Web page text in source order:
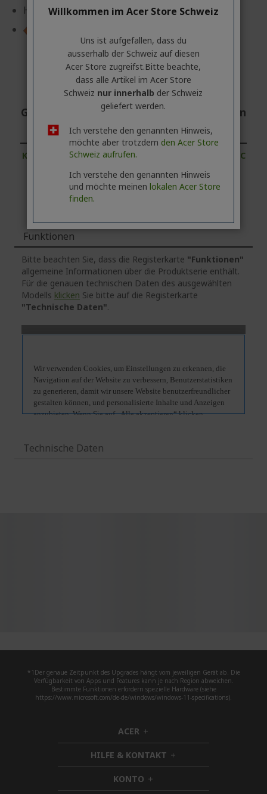
Helligkeit: 400 cd/m²
Geschäftskunde? Hier bestes Angebot an
fordern!
KONTAKTIEREN SIE UNS |
ERSTELLEN SIE EINEN AC
Funktionen
Bitte beachten Sie, dass die Registerkarte "Funktionen"
allgemeine Informationen über die Produktserie enthält.
Für die genauen technischen Daten des ausgewählten
Modells klicken Sie bitte auf die Registerkarte
"Technische Daten".
Technische Daten
*1Der genaue Zeitpunkt des Upgrades hängt vom jeweiligen Gerät ab. Die
Verfügbarkeit von Apps und Features kann je nach Region abweichen.
Bestimmte Funktionen erfordern spezielle Hardware (siehe
https://www.microsoft.com/de-de/windows/windows-11-specifications).
ACER h
i
d
d
e
HILFE & KONTAKT h
i
KONTO h
Willkommen im Acer Store Schweiz
Uns ist aufgefallen, dass du
ausserhalb ​der Schweiz auf diesen
Acer Store zugreifst.​Bitte beachte,
dass alle Artikel im Acer Store
Schweiz nur innerhalb der Schweiz
geliefert werden.
Ich verstehe den genannten Hinweis,
möchte aber trotzdem den Acer Store
Schweiz aufrufen.
Ich verstehe den genannten Hinweis
und möchte meinen lokalen Acer Store
finden.